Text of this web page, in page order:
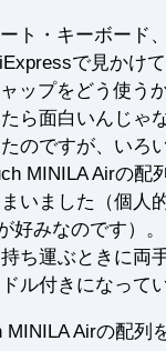
ト・キーボード
で見かけ
ップをどう使う
ら面白いんじゃ
のですが、いろ
MINILA Airの配
いました（個人
好みなのです）
ち運ぶときに両
ル付きになってい
Airの配列